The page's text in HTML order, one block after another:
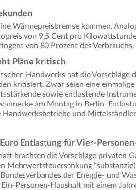
Wärmepreisbremse kommen.
von 9,5 Cent pro
von 80 Prozent des Verbrauchs.
Pläne kritisch
Handwerks hat die Vorschläge
kritisiert. Zwar seien eine einmalige
sowie entlastende
am Montag in Berlin.
Handwerksbetriebe und
Entlastung für Vier-
brächten die Vorschläge privaten
Mehrwertsteuersenkung
der Energie- und
Personen-Haushalt mit einem